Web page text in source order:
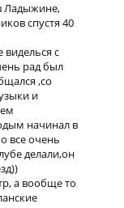
Ладыжине,
спустя 40
с
рад был
,со
и
начинал в
все очень
делали,он
а вообще то